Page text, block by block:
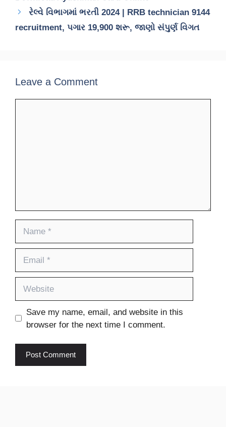
રેલ્વે વિભાગમાં ભરતી 2024 | RRB technician 9144
recruitment, પગાર 19,900 શરૂ, જાણો સંપુર્ણ વિગત
Leave a Comment
Save my name, email, and website in this
browser for the next time I comment.